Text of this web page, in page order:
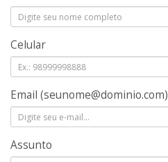
Celular
Email (seunome@dominio.com)
Assunto